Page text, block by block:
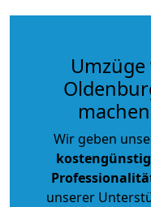
Wir geben
kostengünstig
unserer